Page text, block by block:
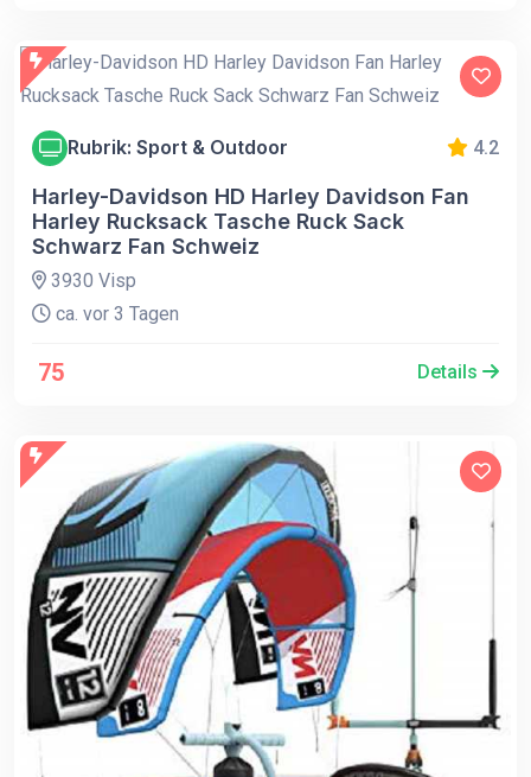
Rubrik: Sport & Outdoor 4.2
Harley-Davidson HD Harley Davidson Fan
Harley Rucksack Tasche Ruck Sack
Schwarz Fan Schweiz
3930 Visp
ca. vor 3 Tagen
75 Details